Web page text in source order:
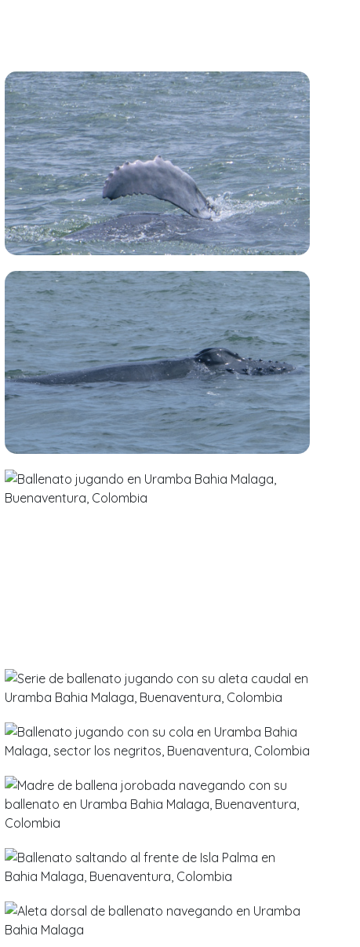
2510
22 deAgosto 2025
Damaris Molina
Avistamientos → Ballenas
2915
22 deAgosto2025
Damaris Molina
Avistamientos → Ballenas
2987
2090
Damaris Molina
Avistamientos → Ballenas
2193
07 de
Avistamientos → Ballenas
1946
12 deSeptiembre2017
Avistamientos → Ballenas
1631
2026